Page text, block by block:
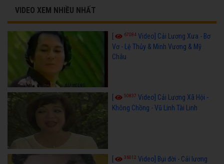
VIDEO XEM NHIỀU NHẤT
[ 67084 Video] Cải Lương Xưa - Bơ
Vơ - Lệ Thủy & Minh Vương & Mỹ
Châu
50837 Video] Cải Lương Xã Hội -
Không Chồng - Vũ Linh Tài Linh
36012 Video] Bụi đời - Cải lương